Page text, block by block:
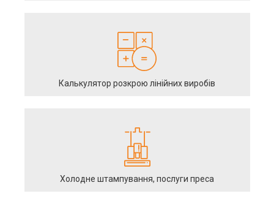
Калькулятор розкрою лінійних виробів
Холодне штампування, послуги преса